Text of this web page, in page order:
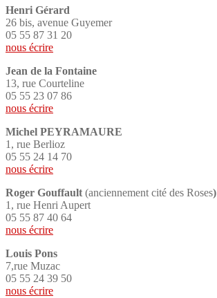
Henri Gérard
26 bis, avenue Guyemer
05 55 87 31 20
nous écrire
Jean de la Fontaine
13, rue Courteline
05 55 23 07 86
nous écrire
Michel PEYRAMAURE
1, rue Berlioz
05 55 24 14 70
nous écrire
Roger Gouffault(anciennement cité des Roses)
1, rue Henri Aupert
05 55 87 40 64
nous écrire
Louis Pons
7,rue Muzac
05 55 24 39 50
nous écrire